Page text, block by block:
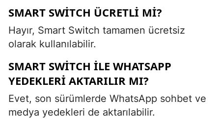
SMART SWITCH ÜCRETLI MI?
Hayır, Smart Switch tamamen ücretsiz
olarak kullanılabilir.
SMART SWITCH ILE WHATSAPP
YEDEKLERI AKTARILIR MI?
Evet, son sürümlerde WhatsApp sohbet ve
medya yedekleri de aktarılabilir.